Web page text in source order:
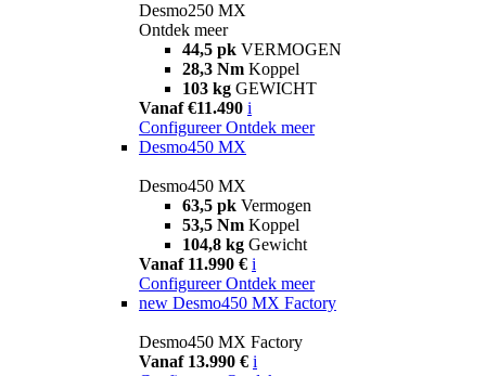
Desmo250 MX
Ontdek meer
44,5 pk VERMOGEN
28,3 Nm Koppel
103 kg GEWICHT
Vanaf €11.490 i
Configureer Ontdek meer
Desmo450 MX
Desmo450 MX
63,5 pk Vermogen
53,5 Nm Koppel
104,8 kg Gewicht
Vanaf 11.990 € i
Configureer Ontdek meer
new Desmo450 MX Factory
Desmo450 MX Factory
Vanaf 13.990 € i